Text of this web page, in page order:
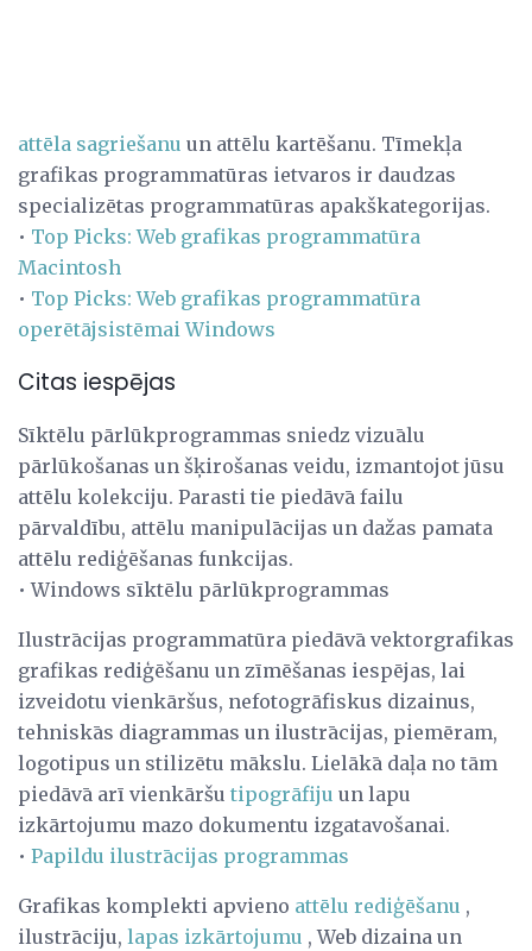
attēla sagriešanu un attēlu kartēšanu. Tīmekļa
grafikas programmatūras ietvaros ir daudzas
specializētas programmatūras apakškategorijas.
• Top Picks: Web grafikas programmatūra
Macintosh
• Top Picks: Web grafikas programmatūra
operētājsistēmai Windows
Citas iespējas
Sīktēlu pārlūkprogrammas sniedz vizuālu
pārlūkošanas un šķirošanas veidu, izmantojot jūsu
attēlu kolekciju. Parasti tie piedāvā failu
pārvaldību, attēlu manipulācijas un dažas pamata
attēlu rediģēšanas funkcijas.
• Windows sīktēlu pārlūkprogrammas
Ilustrācijas programmatūra piedāvā vektorgrafikas
grafikas rediģēšanu un zīmēšanas iespējas, lai
izveidotu vienkāršus, nefotogrāfiskus dizainus,
tehniskās diagrammas un ilustrācijas, piemēram,
logotipus un stilizētu mākslu. Lielākā daļa no tām
piedāvā arī vienkāršu tipogrāfiju un lapu
izkārtojumu mazo dokumentu izgatavošanai.
• Papildu ilustrācijas programmas
Grafikas komplekti apvieno attēlu rediģēšanu ,
ilustrāciju, lapas izkārtojumu , Web dizaina un